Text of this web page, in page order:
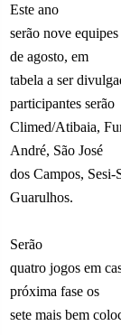
Este ano
serão nove
de agosto, em
tabela a ser
participantes serão
Climed/Atibaia,
André, São José
dos Campos,
Guarulhos.
Serão
quatro jogos em
próxima fase os
sete mais bem